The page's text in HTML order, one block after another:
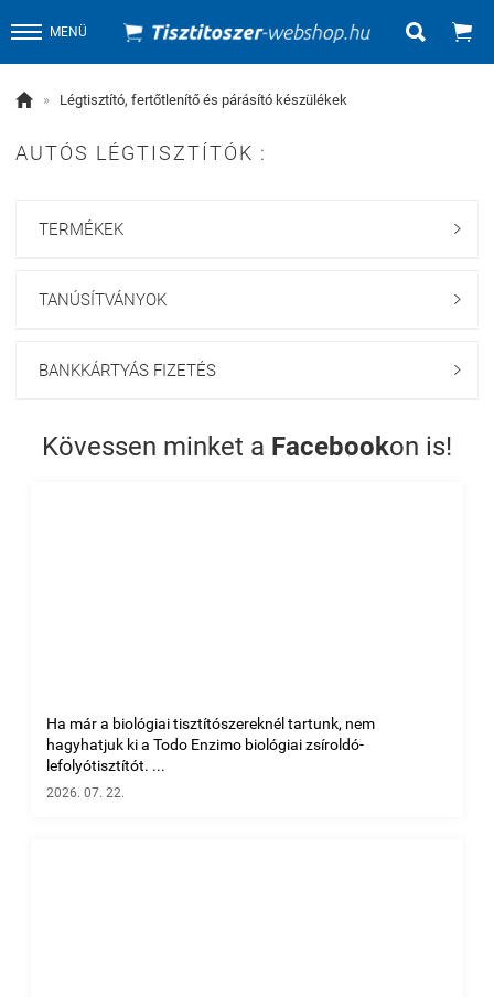
MENÜ  
 » Légtisztító, fertőtlenítő és párásító készülékek
AUTÓS LÉGTISZTÍTÓK :
TERMÉKEK 
TANÚSÍTVÁNYOK 
BANKKÁRTYÁS FIZETÉS 
Kövessen minket a Facebookon is!
Ha már a biológiai tisztítószereknél tartunk, nem
hagyhatjuk ki a Todo Enzimo biológiai zsíroldó-
lefolyótisztítót. ...
2026. 07. 22.